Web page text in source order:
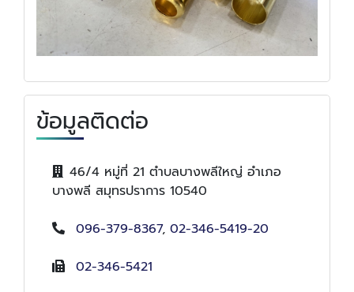
ข้อมูลติดต่อ
46/4 หมู่ที่ 21 ตำบลบางพลีใหญ่ อำเภอ
บางพลี สมุทรปราการ 10540
096-379-8367, 02-346-5419-20
02-346-5421